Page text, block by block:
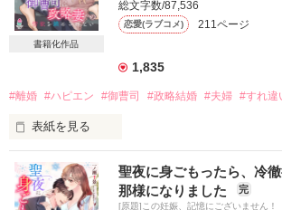
書籍化作品
総文字数/87,536
恋愛(ラブコメ) 211ページ
1,835
#離婚 #ハピエン #御曹司 #政略結婚 #夫婦 #すれ違
表紙を見る
皆様の応援のおかげで、
このたび、マカロン文庫に
仲間入りさせて頂きます🙇
聖夜に身ごもったら、冷
那様になりました
完
[原題]この妊娠、記憶にございません！